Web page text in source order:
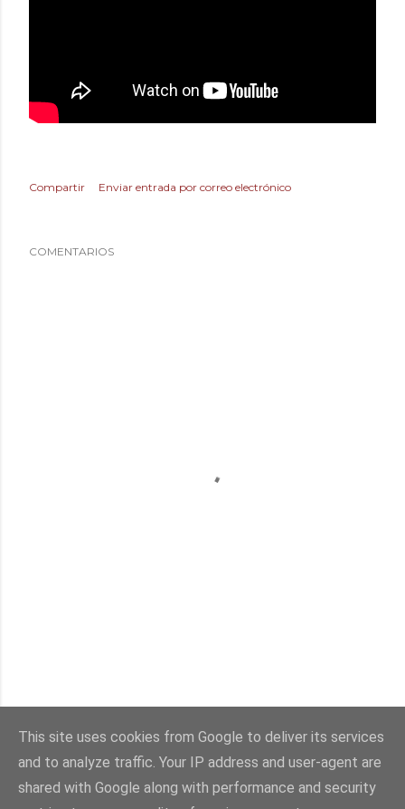
Compartir Enviar entrada por correo electrónico
COMENTARIOS
Con la tecnología de Blogger
This site uses cookies from Google to deliver its services
and to analyze traffic. Your IP address and user-agent are
shared with Google along with performance and security